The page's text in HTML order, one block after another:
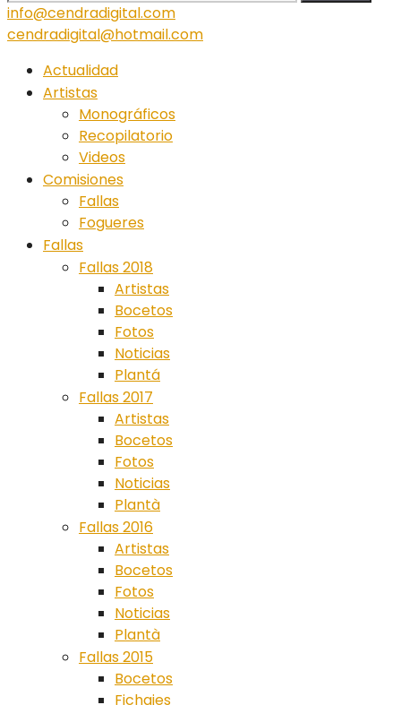
info@cendradigital.com
cendradigital@hotmail.com
Actualidad
Artistas
Monográficos
Recopilatorio
Videos
Comisiones
Fallas
Fogueres
Fallas
Fallas 2018
Artistas
Bocetos
Fotos
Noticias
Plantá
Fallas 2017
Artistas
Bocetos
Fotos
Noticias
Plantà
Fallas 2016
Artistas
Bocetos
Fotos
Noticias
Plantà
Fallas 2015
Bocetos
Fichajes